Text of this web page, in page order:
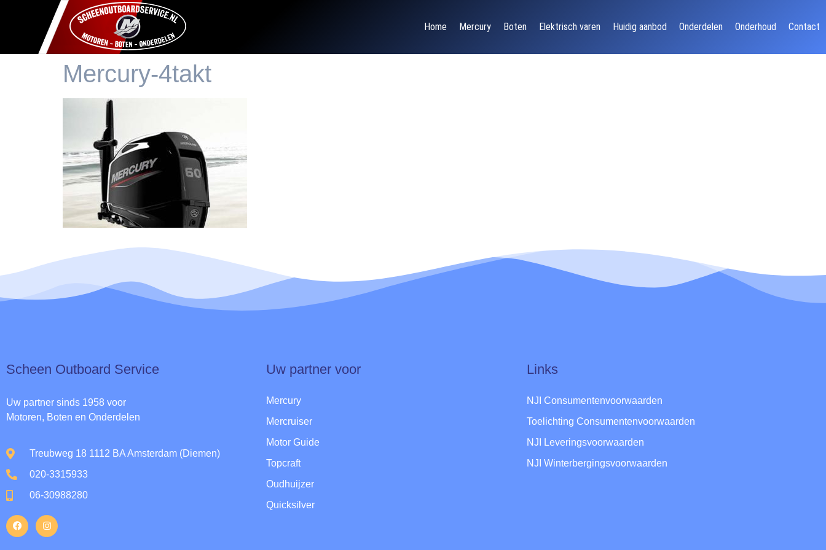
Home Mercury Boten Elektrisch varen Huidig aanbod Onderdelen Onderhoud Contact
Mercury-4takt
Scheen Outboard Service​
Uw partner sinds 1958 voor
Motoren, Boten en Onderdelen
Treubweg 18 1112 BA Amsterdam (Diemen)
020-3315933
06-30988280
Uw partner voor
Mercury
Mercruiser
Motor Guide
Topcraft
Oudhuijzer
Quicksilver
Links
NJI Consumentenvoorwaarden
Toelichting Consumentenvoorwaarden
NJI Leveringsvoorwaarden
NJI Winterbergingsvoorwaarden